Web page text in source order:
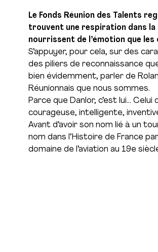
Le Fonds Réunion des Talents
trouvent une respiration dans
nourrissent de l’émotion que
S’appuyer, pour cela, sur des
des piliers de reconnaissance
bien évidemment, parler de
Réunionnais que nous sommes.
Parce que Danlor, c’est lui… Celui
courageuse, intelligente,
Avant d’avoir son nom lié à un
nom dans l’Histoire de France
domaine de l’aviation au 19e